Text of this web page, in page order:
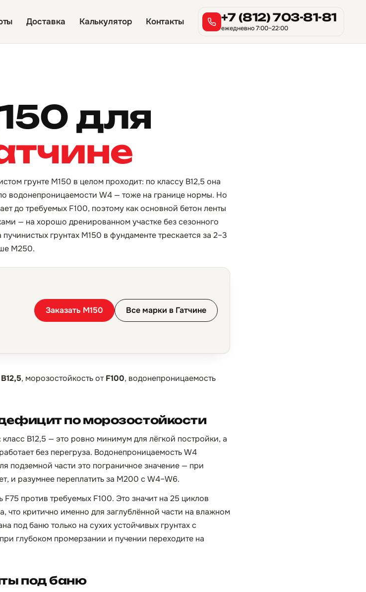
Доставка Калькулятор Контакты +7 (812) 703-81-81
ежедневно 7:00–22:00
для
грунте М150 в целом проходит: по классу B12,5 она
водонепроницаемости W4 — тоже на границе нормы. Но
до требуемых F100, поэтому как основной бетон ленты
— на хорошо дренированном участке без сезонного
грунтах М150 в фундаменте трескается за 2–3
М250.
Заказать М150 Все марки в Гатчине
B12,5, морозостойкость отF100, водонепроницаемость
по морозостойкости
B12,5 — это ровно минимум для лёгкой постройки, а
без перегруза. Водонепроницаемость W4
подземной части это пограничное значение — при
и разумнее переплатить за М200 с W4–W6.
против требуемых F100. Это значит на 25 циклов
критично именно для заглублённой части на влажном
под баню только на сухих устойчивых грунтах с
глубоком промерзании и пучении переходите на
под баню